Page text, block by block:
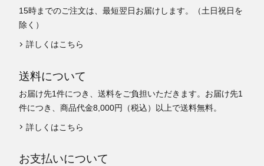
15時までのご注文は、最短翌日お届けします。（土日祝日を
除く）
詳しくはこちら
送料について
お届け先1件につき、送料をご負担いただきます。お届け先1
件につき、商品代金8,000円（税込）以上で送料無料。
詳しくはこちら
お支払いについて